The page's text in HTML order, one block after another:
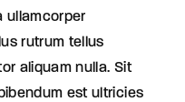
ullamcorper
rutrum tellus
aliquam nulla. Sit
est ultricies